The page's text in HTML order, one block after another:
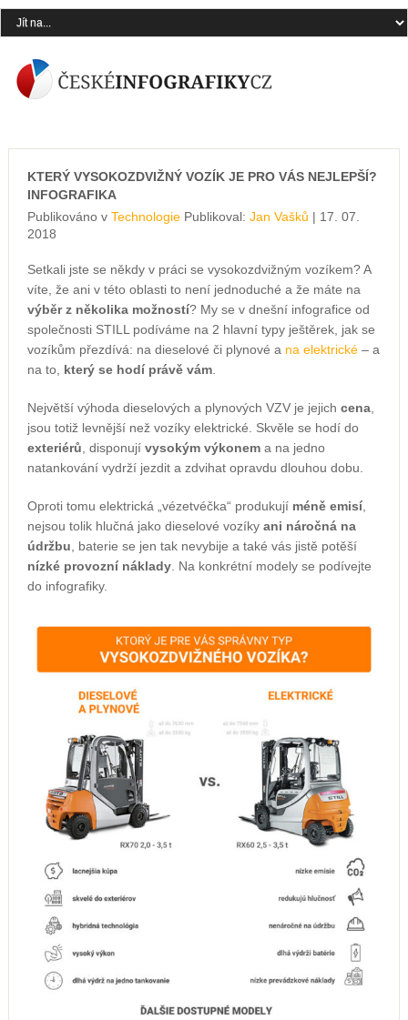
KTERÝ VYSOKOZDVIŽNÝ VOZÍK JE PRO VÁS NEJLEPŠÍ?
INFOGRAFIKA
Publikováno v TechnologiePublikoval: Jan Vašků | 17. 07.
2018
Setkali jste se někdy v práci se vysokozdvižným vozíkem? A
víte, že ani v této oblasti to není jednoduché a že máte na
výběr z několika možností? My se v dnešní infografice od
společnosti STILL podíváme na 2 hlavní typy ještěrek, jak se
vozíkům přezdívá: na dieselové či plynové a na elektrické– a
na to, který se hodí právě vám.
Největší výhoda dieselových a plynových VZV je jejich cena,
jsou totiž levnější než vozíky elektrické. Skvěle se hodí do
exteriérů , disponujívysokým výkonema na jedno
natankování vydrží jezdit a zdvihat opravdu dlouhou dobu.
Oproti tomu elektrická „vézetvéčka“ produkují méně emisí,
nejsou tolik hlučná jako dieselové vozíky ani náročná na
údržbu , baterie se jen tak nevybije a také vás jistě potěší
nízké provozní náklady. Na konkrétní modely se podívejte
do infografiky.